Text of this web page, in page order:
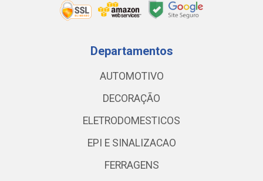
Departamentos
AUTOMOTIVO
DECORAÇÃO
ELETRODOMESTICOS
EPI E SINALIZACAO
FERRAGENS